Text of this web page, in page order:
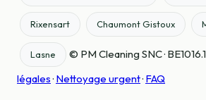
Rixensart Chaumont Gistoux
Lasne © PM Cleaning SNC ·
légales· Nettoyage urgent· FAQ